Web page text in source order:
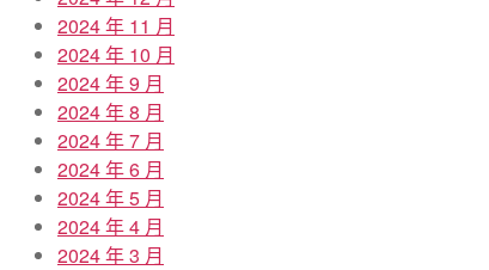
2024 年 11 月
2024 年 10 月
2024 年 9 月
2024 年 8 月
2024 年 7 月
2024 年 6 月
2024 年 5 月
2024 年 4 月
2024 年 3 月